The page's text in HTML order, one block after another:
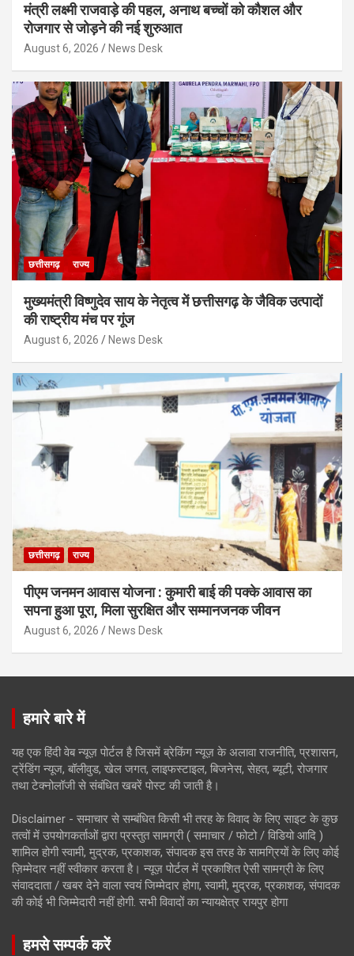
मंत्री लक्ष्मी राजवाड़े की पहल, अनाथ बच्चों को कौशल और
रोजगार से जोड़ने की नई शुरुआत
August 6, 2026 News Desk
छत्तीसगढ़ राज्य
मुख्यमंत्री विष्णुदेव साय के नेतृत्व में छत्तीसगढ़ के जैविक उत्पादों
की राष्ट्रीय मंच पर गूंज
August 6, 2026 News Desk
छत्तीसगढ़ राज्य
पीएम जनमन आवास योजना : कुमारी बाई की पक्के आवास का
सपना हुआ पूरा, मिला सुरक्षित और सम्मानजनक जीवन
August 6, 2026 News Desk
हमारे बारे में
यह एक हिंदी वेब न्यूज़ पोर्टल है जिसमें ब्रेकिंग न्यूज़ के अलावा राजनीति, प्रशासन,
ट्रेंडिंग न्यूज, बॉलीवुड, खेल जगत, लाइफस्टाइल, बिजनेस, सेहत, ब्यूटी, रोजगार
तथा टेक्नोलॉजी से संबंधित खबरें पोस्ट की जाती है।
Disclaimer - समाचार से सम्बंधित किसी भी तरह के विवाद के लिए साइट के कुछ
तत्वों में उपयोगकर्ताओं द्वारा प्रस्तुत सामग्री ( समाचार / फोटो / विडियो आदि )
शामिल होगी स्वामी, मुद्रक, प्रकाशक, संपादक इस तरह के सामग्रियों के लिए कोई
ज़िम्मेदार नहीं स्वीकार करता है। न्यूज़ पोर्टल में प्रकाशित ऐसी सामग्री के लिए
संवाददाता / खबर देने वाला स्वयं जिम्मेदार होगा, स्वामी, मुद्रक, प्रकाशक, संपादक
की कोई भी जिम्मेदारी नहीं होगी. सभी विवादों का न्यायक्षेत्र रायपुर होगा
हमसे सम्पर्क करें